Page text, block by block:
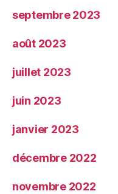
septembre 2023
août 2023
juillet 2023
juin 2023
janvier 2023
décembre 2022
novembre 2022